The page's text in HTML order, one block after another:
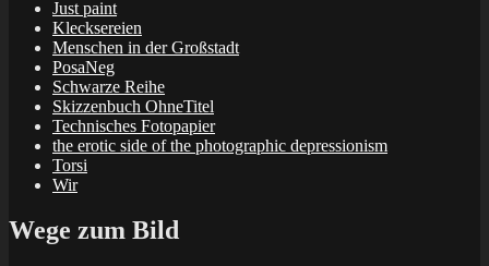
Just paint
Klecksereien
Menschen in der Großstadt
PosaNeg
Schwarze Reihe
Skizzenbuch OhneTitel
Technisches Fotopapier
the erotic side of the photographic depressionism
Torsi
Wir
Wege zum Bild